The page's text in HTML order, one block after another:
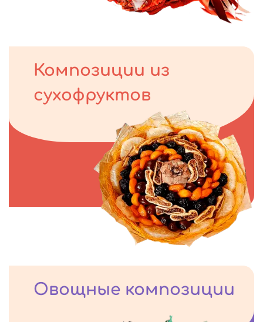
Композиции из
сухофруктов
Овощные композиции